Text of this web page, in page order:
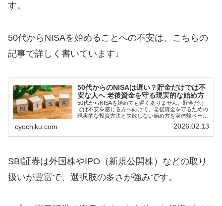
す。
50代からNISAを始めることへの不安は、こちらの
記事で詳しく書いています↓
50代からのNISAは遅い？貯金だけでは不
安な人へ 老後資金を守る現実的な始め方
50代からNISAを始めても遅くありません。貯金だけ
では不安を感じる方へ向けて、老後資金を守るための
現実的な投資方法と失敗しない始め方を実体験ベース
で解説します。初心者でも迷わず行動できる内容で
cyochiku.com 2026.02.13
SBI証券は外国株やIPO（新規公開株）などの取り
扱いが豊富で、選択肢の多さが強みです。